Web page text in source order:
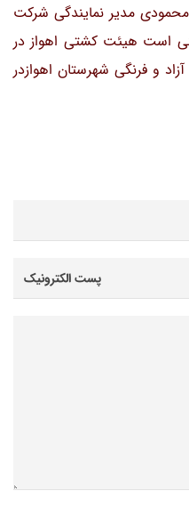
مدیر نمایندگی شرکت
است هیئت کشتی اهواز در
و فرنگی شهرستان اهوازدر